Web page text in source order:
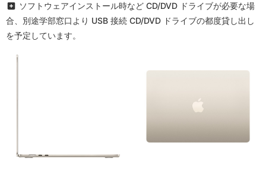
ソフトウェアインストール時など CD/DVD ドライブが必要な場
合、別途学部窓口より USB 接続 CD/DVD ドライブの都度貸し出し
を予定しています。